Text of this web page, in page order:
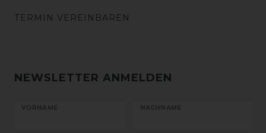
TERMIN VEREINBAREN
NEWSLETTER ANMELDEN
VORNAME NACHNAME